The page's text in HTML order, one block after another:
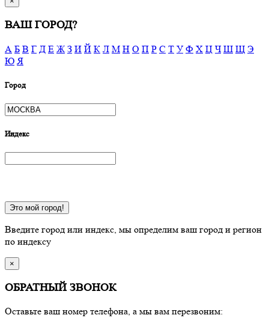
ВАШ ГОРОД?
А Б В Г Д Е Ж З И Й К Л М Н О П Р С Т У Ф Х Ц Ч Ш Щ Э
Ю Я
Город
Индекс
Это мой город!
Введите город или индекс, мы определим ваш город и регион
по индексу
×
ОБРАТНЫЙ ЗВОНОК
Оставьте ваш номер телефона, а мы вам перезвоним: